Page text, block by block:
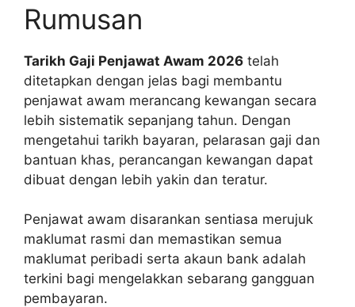
Rumusan
Tarikh Gaji Penjawat Awam 2026 telah
ditetapkan dengan jelas bagi membantu
penjawat awam merancang kewangan secara
lebih sistematik sepanjang tahun. Dengan
mengetahui tarikh bayaran, pelarasan gaji dan
bantuan khas, perancangan kewangan dapat
dibuat dengan lebih yakin dan teratur.
Penjawat awam disarankan sentiasa merujuk
maklumat rasmi dan memastikan semua
maklumat peribadi serta akaun bank adalah
terkini bagi mengelakkan sebarang gangguan
pembayaran.